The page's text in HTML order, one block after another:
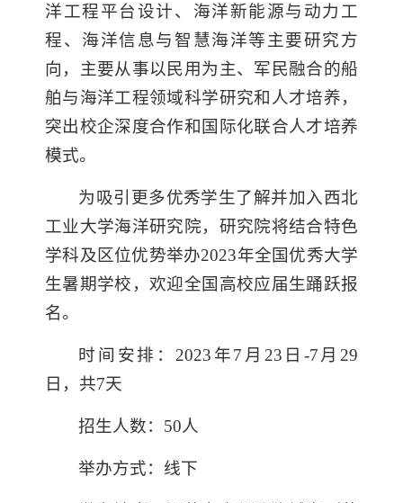
洋工程平台设计、海洋新能源与动力工
程、海洋信息与智慧海洋等主要研究方
向，主要从事以民用为主、军民融合的船
舶与海洋工程领域科学研究和人才培养，
突出校企深度合作和国际化联合人才培养
模式。
为吸引更多优秀学生了解并加入西北
工业大学海洋研究院，研究院将结合特色
学科及区位优势举办2023年全国优秀大学
生暑期学校，欢迎全国高校应届生踊跃报
名。
时间安排：2023 年7月23日-7 月29
日，共7天
招生人数：50人
举办方式：线下